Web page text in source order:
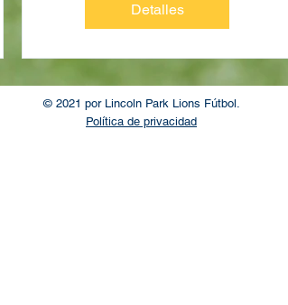
Detalles
© 2021 por Lincoln Park Lions Fútbol.
Política de privacidad